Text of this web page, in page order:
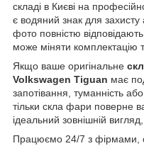
складі в Києві на
є водяний знак для
фото повністю
може міняти комплектацію
Якщо ваше оригінальне
Volkswagen Tiguan має
запотівання, туманність
тільки скла фари поверне
ідеальний зовнішній
Працюємо 24/7 з фірмами,